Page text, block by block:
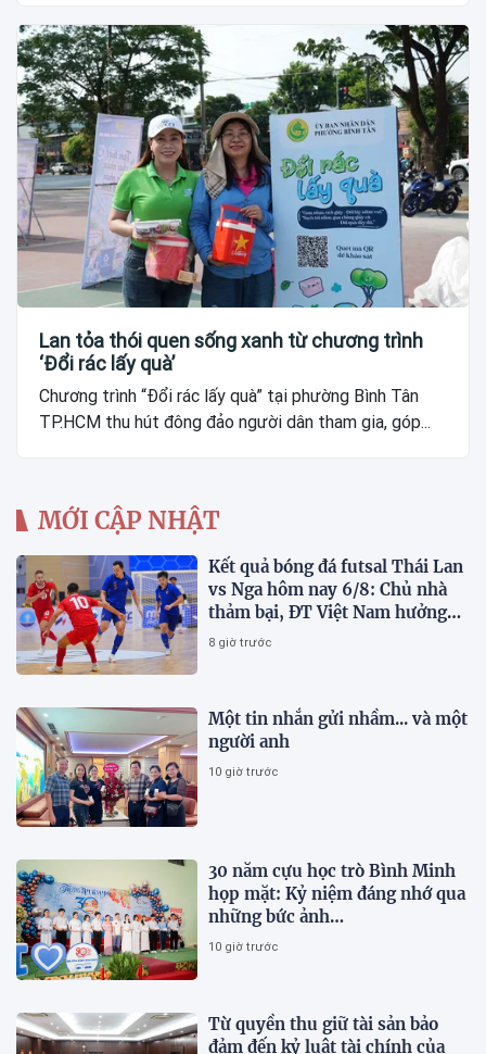
Lan tỏa thói quen sống xanh từ chương trình
‘Đổi rác lấy quà’
Chương trình “Đổi rác lấy quà” tại phường Bình Tân
TP.HCM thu hút đông đảo người dân tham gia, góp...
MỚI CẬP NHẬT
Kết quả bóng đá futsal Thái Lan
vs Nga hôm nay 6/8: Chủ nhà
thảm bại, ĐT Việt Nam hưởng
lợi lớn
8 giờ trước
Một tin nhắn gửi nhầm... và một
người anh
10 giờ trước
30 năm cựu học trò Bình Minh
họp mặt: Kỷ niệm đáng nhớ qua
những bức ảnh…
10 giờ trước
Từ quyền thu giữ tài sản bảo
đảm đến kỷ luật tài chính của